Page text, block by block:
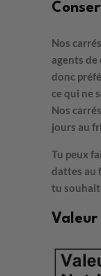
Nos
agents
donc
ce qui ne
Nos
jours au
Tu peux
dattes au
tu